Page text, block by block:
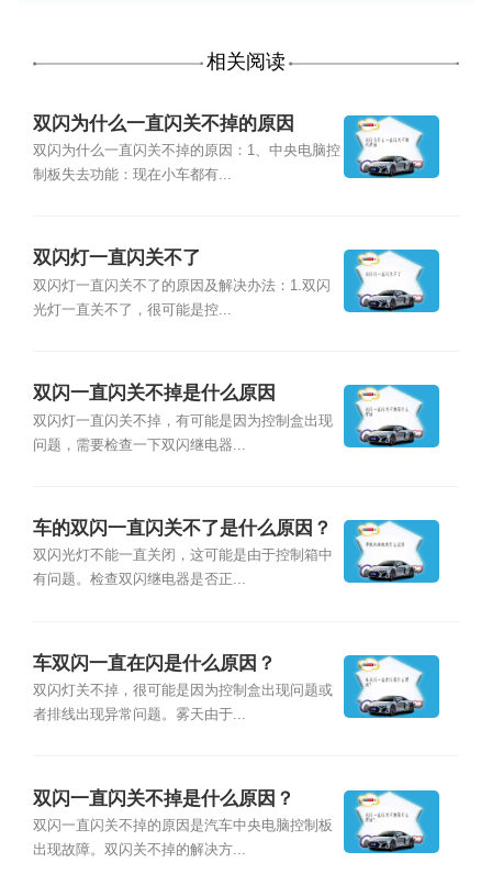
相关阅读
双闪为什么一直闪关不掉的原因
双闪为什么一直闪关不掉的原因：1、中央电脑控
制板失去功能：现在小车都有...
双闪灯一直闪关不了
双闪灯一直闪关不了的原因及解决办法：1.双闪
光灯一直关不了，很可能是控...
双闪一直闪关不掉是什么原因
双闪灯一直闪关不掉，有可能是因为控制盒出现
问题，需要检查一下双闪继电器...
车的双闪一直闪关不了是什么原因？
双闪光灯不能一直关闭，这可能是由于控制箱中
有问题。检查双闪继电器是否正...
车双闪一直在闪是什么原因？
双闪灯关不掉，很可能是因为控制盒出现问题或
者排线出现异常问题。雾天由于...
双闪一直闪关不掉是什么原因？
双闪一直闪关不掉的原因是汽车中央电脑控制板
出现故障。双闪关不掉的解决方...